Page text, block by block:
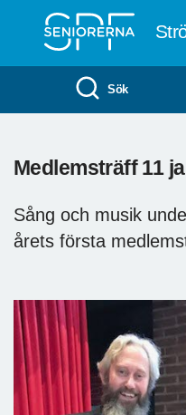
Sök
Medlemsträff 11
Sång och musik
årets första